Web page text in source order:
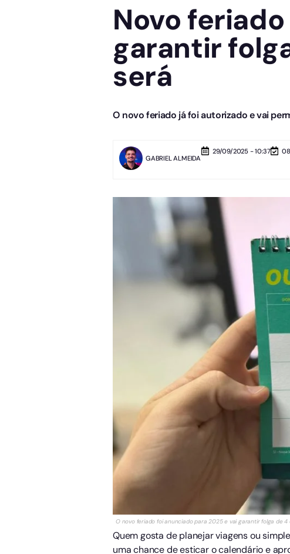
Novo
garantir
será
O novo feriado já foi autorizado e vai
GABRIEL ALMEIDA
29/09/2025 - 10:37
O novo feriado foi anunciado para 2025 e vai garantir folga de 4
Quem gosta de planejar viagens ou
uma chance de esticar o calendário e